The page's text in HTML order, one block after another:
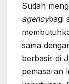
Sudah
agencybagi
sama
berbasis di
pemasaran